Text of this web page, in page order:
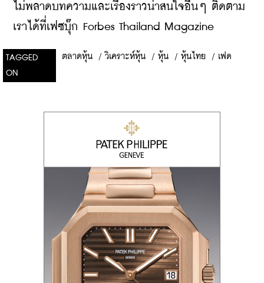
ไม่พลาดบทความและเรื่องราวน่าสนใจอื่นๆ ติดตาม
เราได้ที่เฟซบุ๊ก Forbes Thailand Magazine
TAGGED
ON
ตลาดหุ้น / วิเคราะห์หุ้น / หุ้น / หุ้นไทย / เฟด